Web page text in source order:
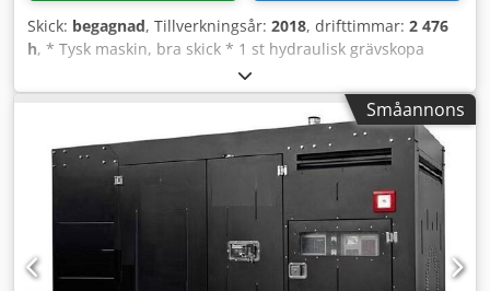
Skick: begagnad, Tillverkningsår: 2018, drifttimmar: 2 476
h, * Tysk maskin, bra skick * 1 st hydraulisk grävskopa
1000 mm, 2 st grävskopor 500 + 300 mm *
Snabbskopplingssystem Lehnhoff MS 3 * Underrede som
kan dras in, sköld som kan förkortas, vilket ger en fri
passagebredd på 1 m * 3-cylindrig Yanmar-motor *
Tillverkningsår 2018 * 1 885 kg driftsvikt * Dodpszr Ar Dsfx
Al Nskr * Jag skickar gärna en video till dig via WhatsApp *
WhatsApp: * Kontaktperson (polsk): [namn/nummer] *
Försäljning endast till företag, inga garantier, all
information utan garanti, med reservation för
mellanförsäljning
Småannons